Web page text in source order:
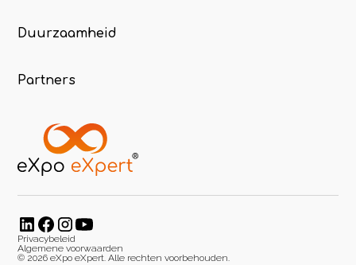
Duurzaamheid
Partners
© 2026 eXpo eXpert. Alle rechten voorbehouden.
Privacybeleid
Algemene voorwaarden